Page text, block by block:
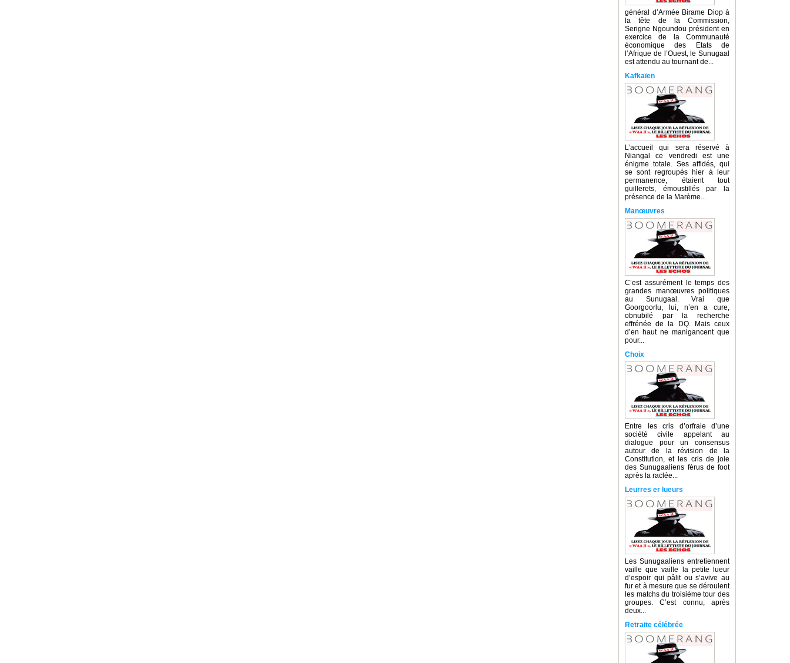
général d’Armée Birame Diop à
la tête de la Commission,
Serigne Ngoundou président en
exercice de la Communauté
économique des Etats de
l’Afrique de l’Ouest, le Sunugaal
est attendu au tournant de...
Kafkaïen
L’accueil qui sera réservé à
Niangal ce vendredi est une
énigme totale. Ses affidés, qui
se sont regroupés hier à leur
permanence, étaient tout
guillerets, émoustillés par la
présence de la Marème...
Manœuvres
C’est assurément le temps des
grandes manœuvres politiques
au Sunugaal. Vrai que
Goorgoorlu, lui, n’en a cure,
obnubilé par la recherche
effrénée de la DQ. Mais ceux
d’en haut ne manigancent que
pour...
Choix
Entre les cris d’orfraie d’une
société civile appelant au
dialogue pour un consensus
autour de la révision de la
Constitution, et les cris de joie
des Sunugaaliens férus de foot
après la raclée...
Leurres er lueurs
Les Sunugaaliens entretiennent
vaille que vaille la petite lueur
d’espoir qui pâlit ou s’avive au
fur et à mesure que se déroulent
les matchs du troisième tour des
groupes. C’est connu, après
deux...
Retraite célébrée